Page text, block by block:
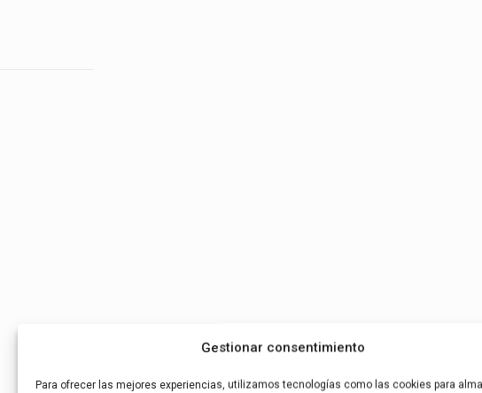
Gestionar consentimiento
Para ofrecer las mejores experiencias, utilizamos tecnologías como las cookies para